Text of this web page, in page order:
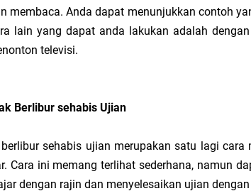
membaca. Anda dapat menunjukkan contoh
lain yang dapat anda lakukan adalah
televisi.
Berlibur sehabis Ujian
sehabis ujian merupakan satu lagi
Cara ini memang terlihat sederhana, namun
dengan rajin dan menyelesaikan ujian